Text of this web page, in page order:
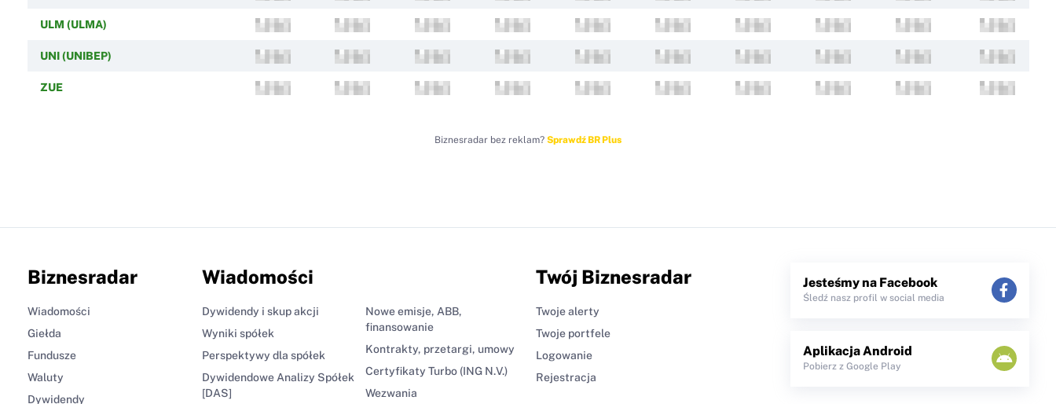
ULM (ULMA)
UNI (UNIBEP)
ZUE
Biznesradar bez reklam? Sprawdź BR Plus
Biznesradar
Wiadomości
Giełda
Fundusze
Waluty
Dywidendy
Wiadomości
Dywidendy i skup akcji
Wyniki spółek
Perspektywy dla spółek
Dywidendowe Analizy Spółek
[DAS]
Nowe emisje, ABB,
finansowanie
Kontrakty, przetargi, umowy
Certyfikaty Turbo (ING N.V.)
Wezwania
Twój Biznesradar
Twoje alerty
Twoje portfele
Logowanie
Rejestracja
Jesteśmy na Facebook
Śledź nasz profil w social media
Aplikacja Android
Pobierz z Google Play